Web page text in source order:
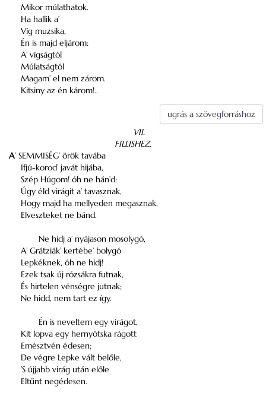
Mikor múlathatok.
Ha hallik a’
Víg muzsika,
Én is majd eljárom:
A’ vígságtól
Múlatságtól
Magam’ el nem zárom.
Kitsiny az én károm!..
ugrás a szövegforráshoz
VII.
FILLISHEZ.
A’ SEMMISÉG’ örök tavába
Ifjú-korod’ javát hijába,
Szép Húgom! óh ne hán’d:
Úgy éld virágit a’ tavasznak,
Hogy majd ha mellyeden megasznak,
Elveszteket ne bánd.
Ne hidj a’ nyájason mosolygó,
A’ Grátziák’ kertébe’ bolygó
Lepkéknek, óh ne hidj!
Ezek tsak új rózsákra futnak,
És hirtelen vénségre jutnak;
Ne hidd, nem tart ez így.
Én is neveltem egy virágot,
Kit lopva egy hernyótska rágott
Emésztvén édesen;
De végre Lepke vált belőle,
’S újjabb virág után előle
Eltűnt negédesen.